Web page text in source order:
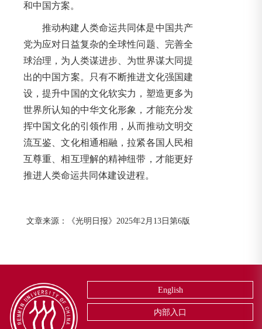
和中国方案。
推动构建人类命运共同体是中国共产
党为应对日益复杂的全球性问题、完善全
球治理，为人类谋进步、为世界谋大同提
出的中国方案。只有不断推进文化强国建
设，提升中国的文化软实力，塑造更多为
世界所认知的中华文化形象，才能充分发
挥中国文化的引领作用，从而推动文明交
流互鉴、文化相通相融，拉紧各国人民相
互尊重、相互理解的精神纽带，才能更好
推进人类命运共同体建设进程。
文章来源：《光明日报》2025年2月13日第6版
English
内部入口